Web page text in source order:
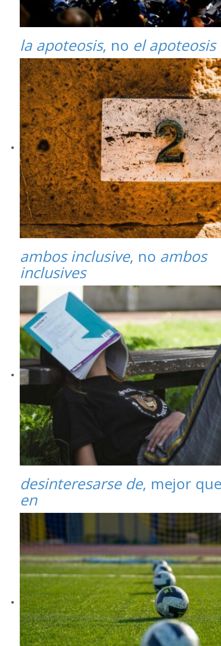
la apoteosis, no el apoteosis
ambos inclusive, no ambos
inclusives
desinteresarse de, mejor
en